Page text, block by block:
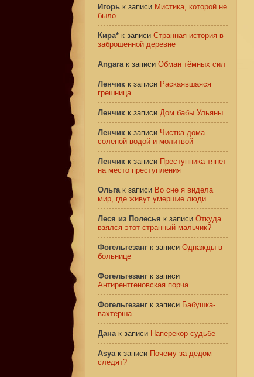
Игорь к записи Мистика, которой не
было
Кира* к записи Странная история в
заброшенной деревне
Angaraк записи Обман тёмных сил
Ленчик к записи Раскаявшаяся
грешница
Ленчик к записи Дом бабы Ульяны
Ленчик к записи Чистка дома
соленой водой и молитвой
Ленчик к записи Преступника тянет
на место преступления
Ольгак записи Во сне я видела
мир, где живут умершие люди
Леся из Полесья к записи Откуда
взялся этот странный мальчик?
Фогельгезанг к записи Однажды в
больнице
Фогельгезанг к записи
Антирентгеновская порча
Фогельгезанг к записи Бабушка-
вахтерша
Данак записи Наперекор судьбе
Asyaк записи Почему за дедом
следят?